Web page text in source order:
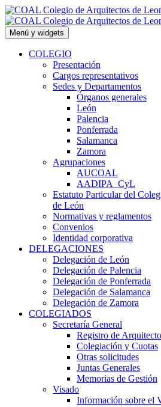
Saltar
al
contenido
Menú y widgets
COLEGIO
Presentación
Cargos representativos
Sedes y Departamentos
Órganos generales
León
Palencia
Ponferrada
Salamanca
Zamora
Agrupaciones
AUCOAL
AADIPA_CyL
Estatuto Particular del
de León
Normativas y reglamentos
Convenios
Identidad corporativa
DELEGACIONES
Delegación de León
Delegación de Palencia
Delegación de Ponferrada
Delegación de Salamanca
Delegación de Zamora
COLEGIADOS
Secretaría General
Registro de
Colegiación y Cuotas
Otras solicitudes
Juntas Generales
Memorias de Gestión
Visado
Información sobre el